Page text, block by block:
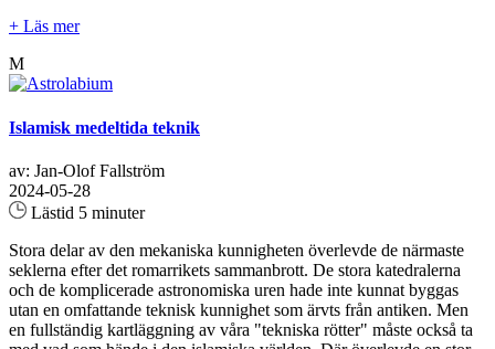
+ Läs mer
M
Islamisk medeltida teknik
av: Jan-Olof Fallström
2024-05-28
Lästid 5 minuter
Stora delar av den mekaniska kunnigheten överlevde de närmaste
seklerna efter det romarrikets sammanbrott. De stora katedralerna
och de komplicerade astronomiska uren hade inte kunnat byggas
utan en omfattande teknisk kunnighet som ärvts från antiken. Men
en fullständig kartläggning av våra "tekniska rötter" måste också ta